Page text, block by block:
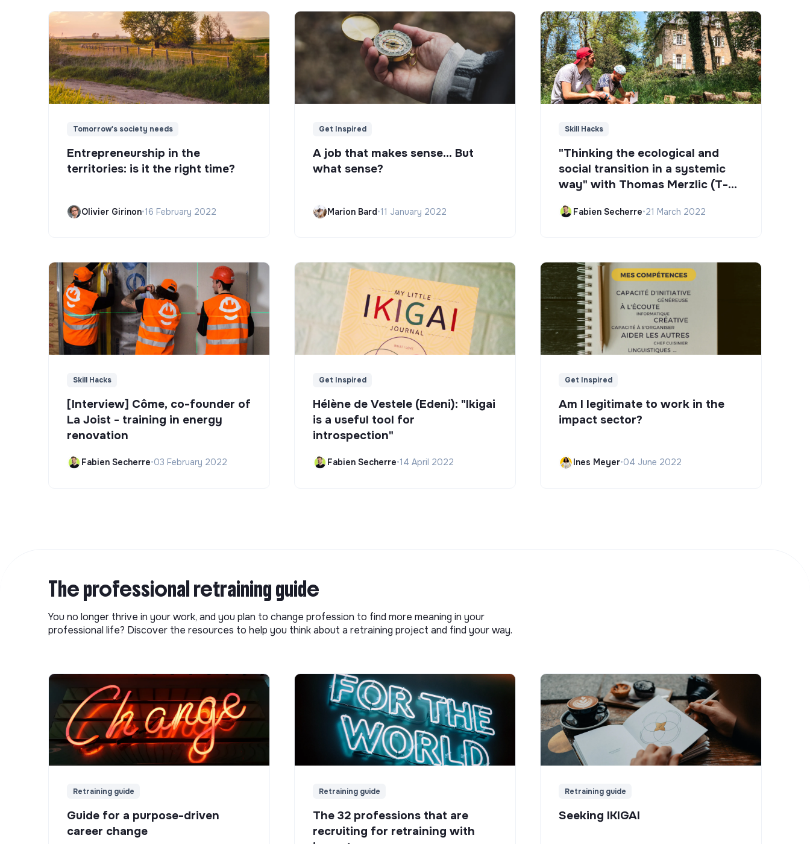
Tomorrow's society needs
Entrepreneurship in the
territories: is it the right time?
Olivier Girinon•16 February 2022
Get Inspired
A job that makes sense... But
what sense?
Marion Bard•11 January 2022
Skill Hacks
"Thinking the ecological and
social transition in a systemic
way" with Thomas Merzlic (T-
Fabien Secherre•21 March 2022
Skill Hacks
[Interview] Côme, co-founder of
La Joist - training in energy
renovation
Fabien Secherre•03 February 2022
Get Inspired
Hélène de Vestele (Edeni): "Ikigai
is a useful tool for
introspection"
Fabien Secherre•14 April 2022
Get Inspired
Am I legitimate to work in the
impact sector?
Ines Meyer•04 June 2022
The professional retraining guide
You no longer thrive in your work, and you plan to change profession to find more meaning in your
professional life? Discover the resources to help you think about a retraining project and find your way.
Retraining guide
Guide for a purpose-driven
career change
Retraining guide
The 32 professions that are
recruiting for retraining with
Retraining guide
Seeking IKIGAI